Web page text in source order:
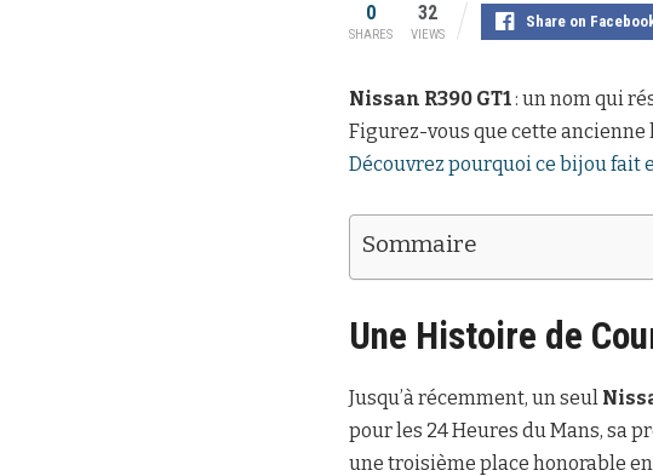
0
SHARES
32
VIEWS
Share on
Nissan R390 GT1: un nom qui
Figurez-vous que cette ancienne
Découvrez pourquoi ce bijou fait
Sommaire
Une Histoire de
Jusqu’à récemment, un seul
pour les 24 Heures du Mans, sa
une troisième place honorable